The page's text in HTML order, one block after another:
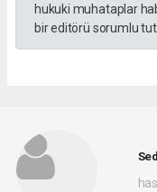
hukuki muhataplar
bir editörü sorumlu